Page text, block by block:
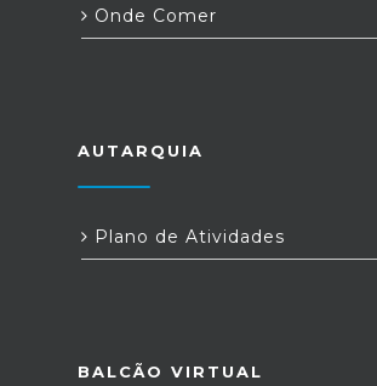
Onde Comer
AUTARQUIA
Plano de Atividades
BALCÃO VIRTUAL